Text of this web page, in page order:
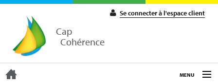
Cap
Cohérence
Se connecter à l'espace client
MENU